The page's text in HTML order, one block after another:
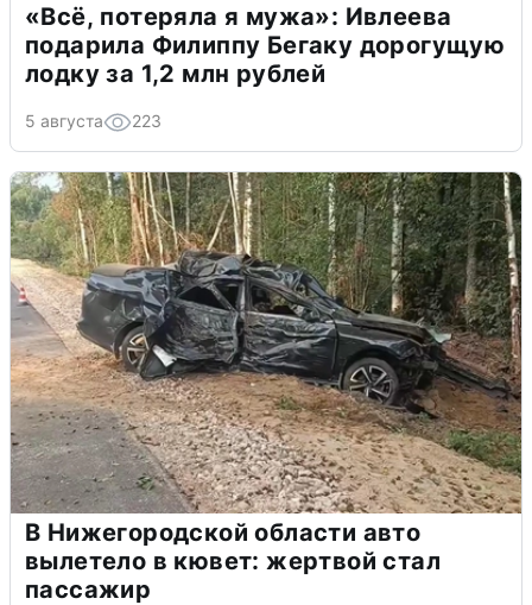
«Всё, потеряла я мужа»: Ивлеева
подарила Филиппу Бегаку дорогущую
лодку за 1,2 млн рублей
5 августа 223
В Нижегородской области авто
вылетело в кювет: жертвой стал
пассажир